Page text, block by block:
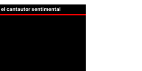
el cantautor sentimental